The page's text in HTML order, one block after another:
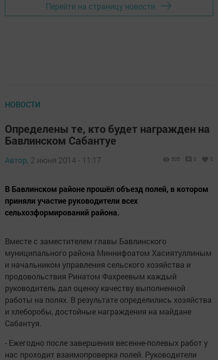
Перейти на страницу новости
НОВОСТИ
Определены те, кто будет награжден на
Бавлинском Сабантуе
Автор, 2 июня 2014 - 11:17 505 0 0
В Бавлинском районе прошёл объезд полей, в котором
приняли участие руководители всех
сельхозформирований района.
Вместе с заместителем главы Бавлинского
муниципального района Миннифоатом Хасиятуллиным
и начальником управления сельского хозяйства и
продовольствия Ринатом Фахреевым каждый
руководитель дал оценку качеству выполненной
работы на полях. В результате определились хозяйства
и хлеборобы, достойные награждения на майдане
Сабантуя.
- Ежегодно после завершения весенне-полевых работ у
нас проходит взаимопроверка полей. Руководители